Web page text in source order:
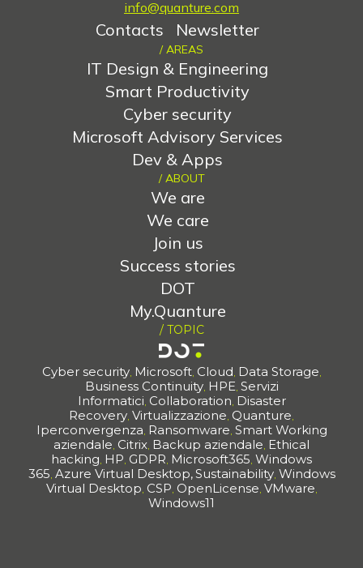
info@quanture.com
Contacts Newsletter
/ AREAS
IT Design & Engineering
Smart Productivity
Cyber security
Microsoft Advisory Services
Dev & Apps
/ ABOUT
We are
We care
Join us
Success stories
DOT
My.Quanture
/ TOPIC
Cyber security, Microsoft, Cloud Data Storage
Business Continuity, HPE Servizi
Informatici Collaboration Disaster
Recovery Virtualizzazione Quanture
Iperconvergenza Ransomware Smart Working
aziendale Citrix Backup aziendale Ethical
hacking HP GDPR Microsoft365 Windows
365 Azure Virtual Desktop,Sustainability, Windows
Virtual Desktop CSP OpenLicense VMware
Windows11